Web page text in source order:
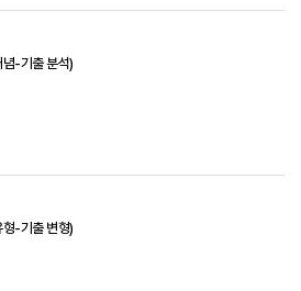
-기출 분석)
-기출 변형)